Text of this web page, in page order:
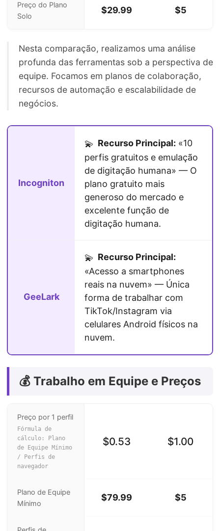
Preço do Plano
Solo
$29.99 $5
Nesta comparação, realizamos uma análise
profunda das ferramentas sob a perspectiva de
equipe. Focamos em planos de colaboração,
recursos de automação e escalabilidade de
negócios.
Incogniton
💫 Recurso Principal: «10
perfis gratuitos e emulação
de digitação humana» — O
plano gratuito mais
generoso do mercado e
excelente função de
digitação humana.
GeeLark
💫 Recurso Principal:
«Acesso a smartphones
reais na nuvem» — Única
forma de trabalhar com
TikTok/Instagram via
celulares Android físicos na
nuvem.
💰 Trabalho em Equipe e Preços
Preço por 1 perfil
Fórmula de
cálculo: Plano
de Equipe Mínimo
/ Perfis de
navegador
$0.53 $1.00
Plano de Equipe
Mínimo
$79.99 $5